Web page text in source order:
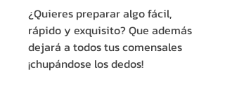
¿Quieres preparar algo fácil,
rápido y exquisito? Que además
dejará a todos tus comensales
¡chupándose los dedos!